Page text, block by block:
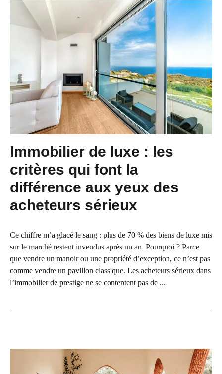
Immobilier de luxe : les
critères qui font la
différence aux yeux des
acheteurs sérieux
Ce chiffre m’a glacé le sang : plus de 70 % des biens de luxe mis
sur le marché restent invendus après un an. Pourquoi ? Parce
que vendre un manoir ou une propriété d’exception, ce n’est pas
comme vendre un pavillon classique. Les acheteurs sérieux dans
l’immobilier de prestige ne se contentent pas de ...